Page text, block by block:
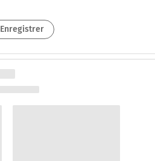
Enregistrer